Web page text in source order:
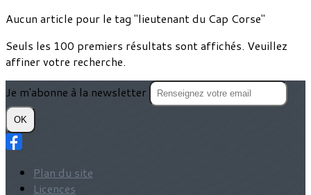
Aucun article pour le tag "lieutenant du Cap Corse"
Seuls les 100 premiers résultats sont affichés. Veuillez
affiner votre recherche.
Je m'abonne à la newsletter
OK
Plan du site
Licences